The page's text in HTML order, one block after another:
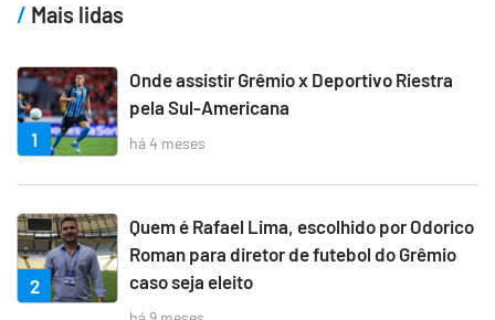
Mais lidas
1
Onde assistir Grêmio x Deportivo Riestra
pela Sul-Americana
há 4 meses
2
Quem é Rafael Lima, escolhido por Odorico
Roman para diretor de futebol do Grêmio
caso seja eleito